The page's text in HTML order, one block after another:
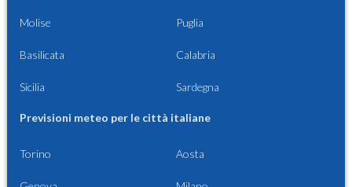
Molise Puglia
Basilicata Calabria
Sicilia Sardegna
Previsioni meteo per le città italiane
Torino Aosta